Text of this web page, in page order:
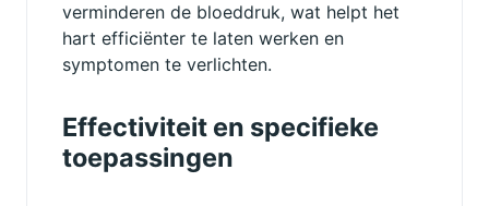
verminderen de bloeddruk, wat helpt het
hart efficiënter te laten werken en
symptomen te verlichten.
Effectiviteit en specifieke
toepassingen